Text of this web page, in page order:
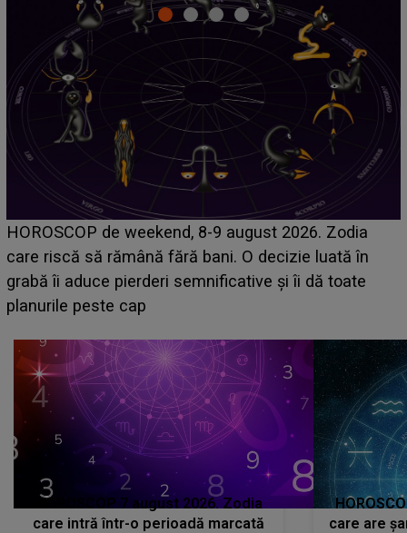
Emanuel a ținut ACEST DETALIU ASCUNS până
acum! În fața Alexandrei, concurentul din Casa Iubirii
face o MĂRTURISIRE NEAȘTEPTATĂ despre mama
sa: "I-am spus și ei în față, eu nu te iubesc pentru
HOROSCOP 7 august 2026. Zodia
care intră într-o perioadă marcată
care are